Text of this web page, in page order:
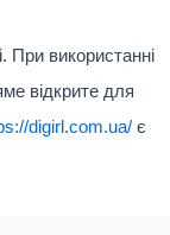
При використанні
відкрите для
digirl.com.ua/ є